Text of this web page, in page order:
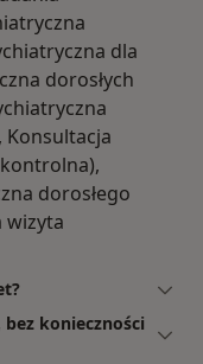
dla
dorosłych
Konsultacja
dorosłego
wizyta
konieczności